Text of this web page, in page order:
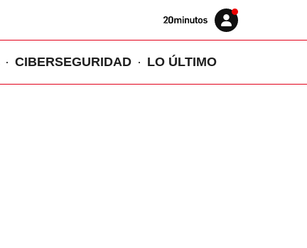
Volver
Iniciar
sesión
CIBERSEGURIDAD LO ÚLTIMO